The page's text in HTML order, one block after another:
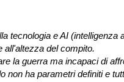
tecnologia e AI
all'altezza del compito.
la guerra ma incapaci di
non ha parametri definiti e